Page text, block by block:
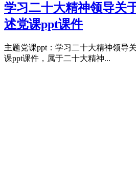
学习二十大精神领导关
述党课ppt课件
主题党课ppt：学习二十大精神领导
课ppt课件，属于二十大精神...